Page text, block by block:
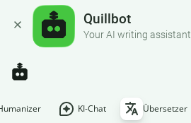
Quillbot
Your AI writing assistant
KI-Chat Übersetzer